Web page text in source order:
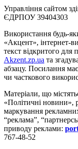
Управління сайтом
ЄДРПОУ 39404303
Використання будь-
«Акцент», інтернет-
текст відкритого
Akzent.zp.ua та
абзацу. Посилання
чи часткового
Матеріали, що
«Політичні новини»,
маркування
“реклама”,
приводу реклами:
767-48-52